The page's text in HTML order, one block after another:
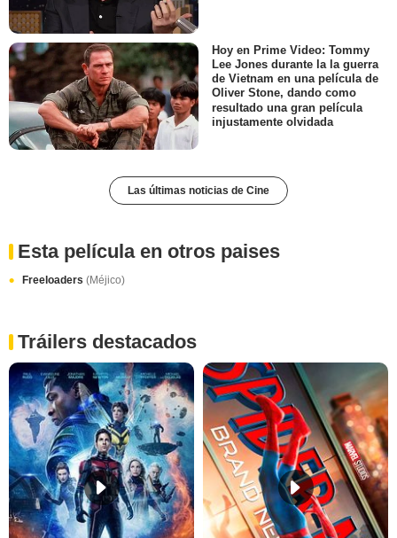
Hoy en Prime Video: Tommy
Lee Jones durante la la guerra
de Vietnam en una película de
Oliver Stone, dando como
resultado una gran película
injustamente olvidada
Las últimas noticias de Cine
Esta película en otros paises
Freeloaders (Méjico)
Tráilers destacados